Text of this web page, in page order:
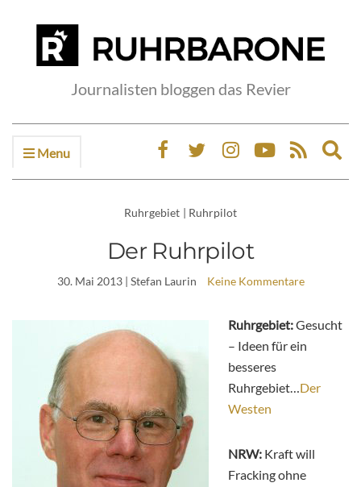
Journalisten bloggen das Revier
Menu
Ruhrgebiet | Ruhrpilot
Der Ruhrpilot
30. Mai 2013| Stefan Laurin Keine Kommentare
Ruhrgebiet:Gesucht
– Ideen für ein
besseres
Ruhrgebiet…Der
Westen
NRW: Kraft will
Fracking ohne